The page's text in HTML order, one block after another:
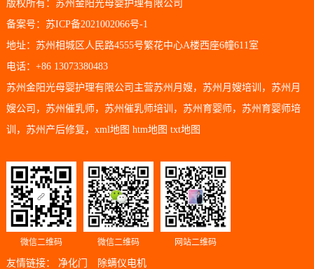
版权所有：苏州金阳光母婴护理有限公司
备案号：苏ICP备2021002066号-1
地址：苏州相城区人民路4555号繁花中心A楼西座6幢611室
电话：+86 13073380483
苏州金阳光母婴护理有限公司主营苏州月嫂 ， 苏州月嫂培训 ， 苏州月
嫂公司 ， 苏州催乳师， 苏州催乳师培训 ， 苏州育婴师， 苏州育婴师培
训 ， 苏州产后修复 ， xml地图 htm地图 txt地图
微信二维码 微信二维码 网站二维码
友情链接： 净化门 除螨仪电机